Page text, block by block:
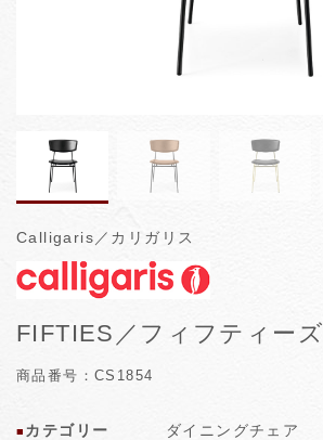
Calligaris／カリガリス
FIFTIES／フィフティーズ
商品番号：CS1854
■ カテゴリー ダイニングチェア